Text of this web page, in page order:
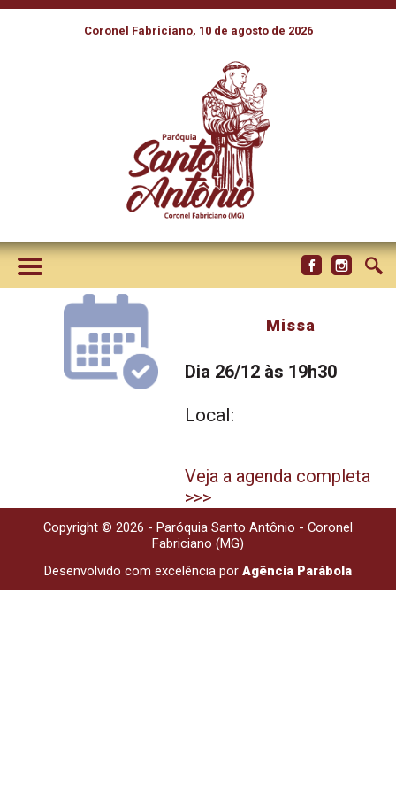
Coronel Fabriciano, 10 de agosto de 2026
Missa
Dia 26/12 às 19h30
Local:
Veja a agenda completa
>>>
Copyright © 2026 - Paróquia Santo Antônio - Coronel
Fabriciano (MG)
Desenvolvido com excelência por Agência Parábola